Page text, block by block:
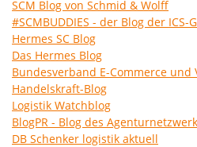
SCM Blog von Schmid & Wolff
#SCMBUDDIES - der Blog der ICS-
Hermes SC Blog
Das Hermes Blog
Bundesverband E-Commerce und
Handelskraft-Blog
Logistik Watchblog
BlogPR - Blog des
DB Schenker logistik aktuell